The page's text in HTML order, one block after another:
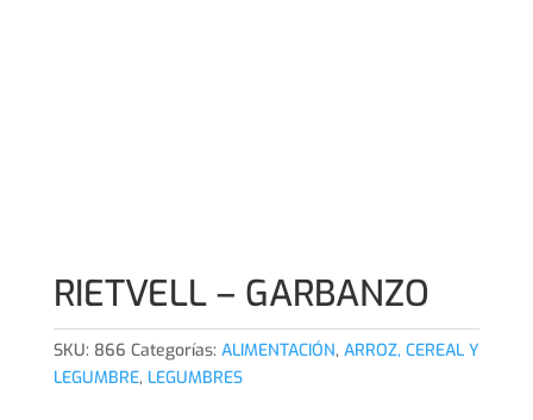
RIETVELL – GARBANZO
SKU: 866 Categorías: ALIMENTACIÓN, ARROZ, CEREAL Y
LEGUMBRE, LEGUMBRES